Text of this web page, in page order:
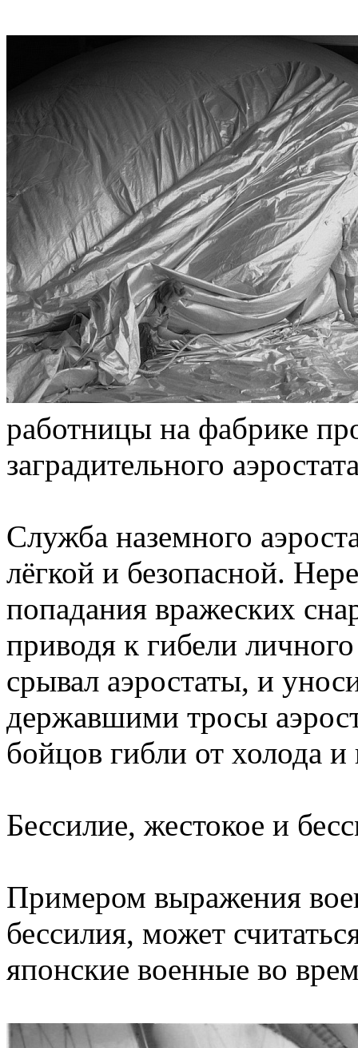
работницы на фабрике
заградительного
Служба наземного
лёгкой и безопасной.
попадания вражеских
приводя к гибели
срывал аэростаты, и
державшими тросы
бойцов гибли от холода
Бессилие, жестокое и
Примером выражения
бессилия, может
японские военные во